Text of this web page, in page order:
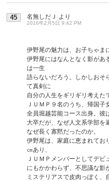
45 名無しだＪ より
2016年2月5日 9:42 PM
伊野尾の魅力は、お子ちゃま
伊野尾にはなんとなく影があ
は一生
語らないだろう。しかしおそ
て真剣に
自分の人生をギリギリ考えた
ＪＵＭＰ９名のうち、帰国
全員堀越芸能コース出身。彼
大卒だが、なぜ人文系学部を
なぜ長く寡黙だったのか。
伊野尾は、家庭に恵まれてお
㎝あり、
ＪＵＭＰメンバーとしてデビ
にもかかわらず、不思議な影
ミステリアスで皮肉っぽく、